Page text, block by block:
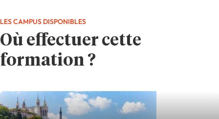
Où effectuer cette
formation ?
LES CAMPUS DISPONIBLES